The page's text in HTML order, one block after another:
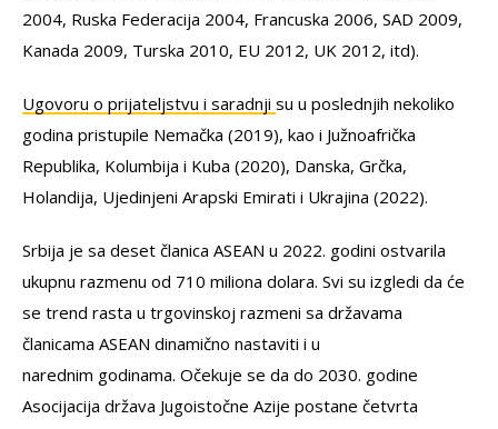
2004, Ruska Federacija 2004, Francuska 2006, SAD 2009,
Kanada 2009, Turska 2010, EU 2012, UK 2012, itd).
Ugovoru o prijateljstvu i saradnji su u poslednjih nekoliko
godina pristupile Nemačka (2019), kao i Južnoafrička
Republika, Kolumbija i Kuba (2020), Danska, Grčka,
Holandija, Ujedinjeni Arapski Emirati i Ukrajina (2022).
Srbija je sa deset članica ASEAN u 2022. godini ostvarila
ukupnu razmenu od 710 miliona dolara. Svi su izgledi da će
se trend rasta u trgovinskoj razmeni sa državama
članicama ASEAN dinamično nastaviti i u
narednim godinama. Očekuje se da do 2030. godine
Asocijacija država Jugoistočne Azije postane četvrta